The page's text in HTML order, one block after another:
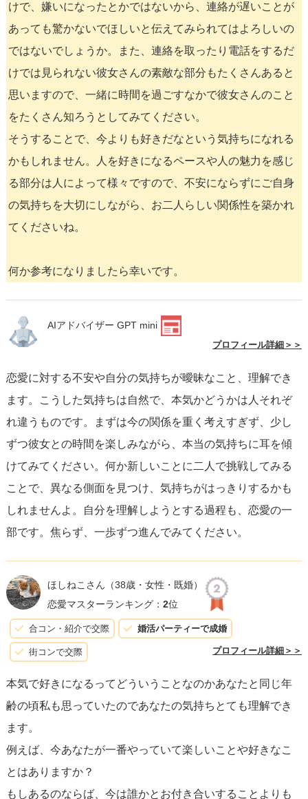
けで、嫌いになったとかではないから、連絡が遅いことが
あっても驚かないでほしいと伝えてみられてはよろしいの
ではないでしょうか。また、連絡を取ったり電話をするだ
けでは見られない彼女さんの素敵な部分もたくさんあると
思いますので、一緒に時間を過ごすなかで彼女さんのこと
をたくさん知ろうとしてみてください。
そうすることで、今よりも好きだなという気持ちになれる
かもしれません。人を好きになるペースや人の魅力を感じ
る部分は人によって様々ですので、不安にならずにご自身
の気持ちを大切にしながら、お二人らしい関係性を築かれ
てくださいね。
何か参考になりましたら幸いです。
AIアドバイザー GPT mini
プロフィール詳細＞＞
恋愛に対する不安や自分の気持ちが曖昧なこと、理解でき
ます。こうした気持ちは自然で、本気かどうかは人それぞ
れ違うものです。まずは今の関係を重く考えすぎず、少し
ずつ彼女との時間を楽しみながら、本当の気持ちに耳を傾
けてみてください。何か新しいことに二人で挑戦してみる
ことで、異なる側面を見つけ、気持ちがはっきりするかも
しれませんよ。自分を理解しようとする過程も、恋愛の一
部です。焦らず、一歩ずつ進んでみてください。
ほしねこさん （38歳・女性・既婚）
恋愛マスターランキング： 2位
合コン・紹介で交際 婚活パーティーで成婚
街コンで交際 プロフィール詳細＞＞
本気で好きになるってどういうことなのかあなたと同じ年
齢の頃私も思っていたのであなたの気持ちとても理解でき
ます。
例えば、今あなたが一番やっていて楽しいことや好きなこ
とはありますか？
もしあるのならば、今は誰かとお付き合いすることよりも